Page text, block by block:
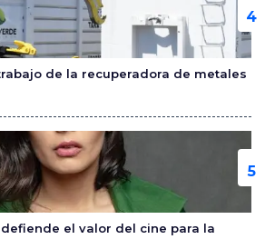
de la recuperadora de metales
el valor del cine para la